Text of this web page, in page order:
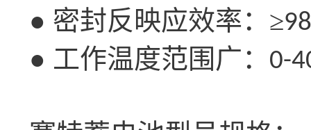
● 密封反映应效率：≥
● 工作温度范围广： 0-